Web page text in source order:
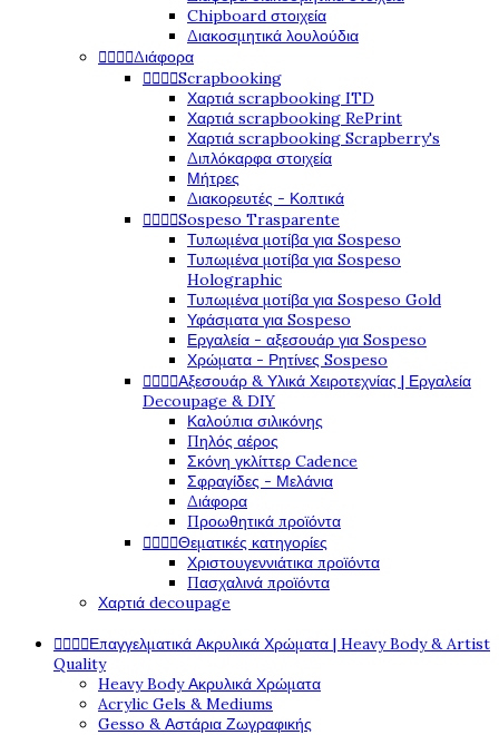
Chipboard στοιχεία
Διακοσμητικά λουλούδια
   Διάφορα
   Scrapbooking
Χαρτιά scrapbooking ITD
Χαρτιά scrapbooking RePrint
Χαρτιά scrapbooking Scrapberry's
Διπλόκαρφα στοιχεία
Μήτρες
Διακορευτές - Κοπτικά
   Sospeso Trasparente
Τυπωμένα μοτίβα για Sospeso
Τυπωμένα μοτίβα για Sospeso
Holographic
Τυπωμένα μοτίβα για Sospeso Gold
Υφάσματα για Sospeso
Εργαλεία - αξεσουάρ για Sospeso
Χρώματα - Ρητίνες Sospeso
   Αξεσουάρ & Υλικά Χειροτεχνίας | Εργαλεία
Decoupage & DIY
Καλούπια σιλικόνης
Πηλός αέρος
Σκόνη γκλίττερ Cadence
Σφραγίδες - Μελάνια
Διάφορα
Προωθητικά προϊόντα
   Θεματικές κατηγορίες
Χριστουγεννιάτικα προϊόντα
Πασχαλινά προϊόντα
Χαρτιά decoupage
   Επαγγελματικά Ακρυλικά Χρώματα | Heavy Body & Artist
Quality
Heavy Body Ακρυλικά Χρώματα
Acrylic Gels & Mediums
Gesso & Αστάρια Ζωγραφικής